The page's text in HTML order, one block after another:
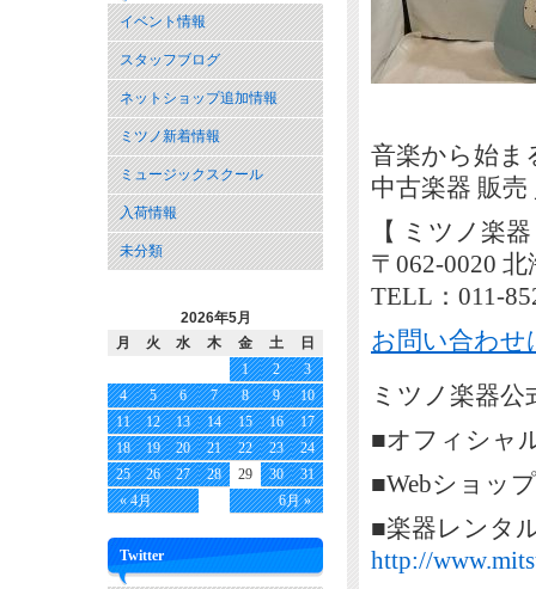
音楽から始ま
中古楽器 販
【 ミツノ楽
〒062-0020
TELL：011-
お問い合わせ
ミツノ楽器
■オフィシャ
■Webショッ
■楽器レンタ
http://
イベント情報
スタッフブログ
ネットショップ追加情報
ミツノ新着情報
ミュージックスクール
入荷情報
未分類
2026年5月
月
火 水 木 金 土 日
« 4月 6月 »
1 2
3
4
5 6 7 8 9
10
11
12 13 14 15 16
17
18
19 20 21 22 23
24
25
26 27 28 29 30 31
Twitter